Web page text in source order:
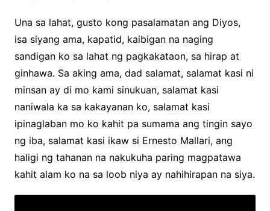
Una sa lahat, gusto kong pasalamatan ang Diyos,
isa siyang ama, kapatid, kaibigan na naging
sandigan ko sa lahat ng pagkakataon, sa hirap at
ginhawa. Sa aking ama, dad salamat, salamat kasi ni
minsan ay di mo kami sinukuan, salamat kasi
naniwala ka sa kakayanan ko, salamat kasi
ipinaglaban mo ko kahit pa sumama ang tingin sayo
ng iba, salamat kasi ikaw si Ernesto Mallari, ang
haligi ng tahanan na nakukuha paring magpatawa
kahit alam ko na sa loob niya ay nahihirapan na siya.